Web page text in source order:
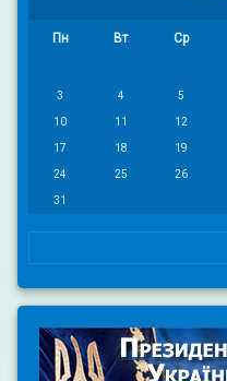
Пн Вт Ср
3 4 5
10 11 12
17 18 19
24 25 26
31